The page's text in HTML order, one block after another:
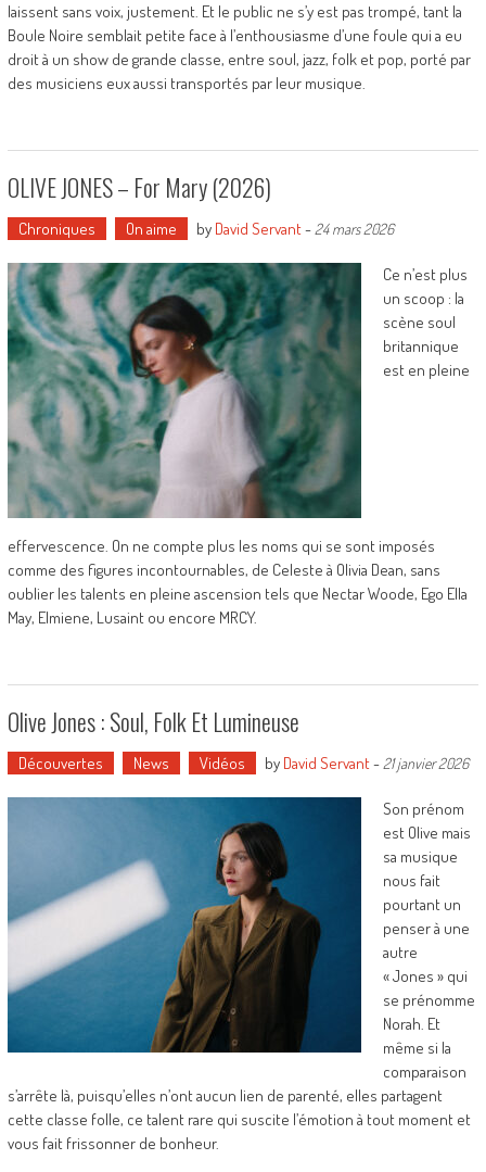
laissent sans voix, justement. Et le public ne s’y est pas trompé, tant la
Boule Noire semblait petite face à l’enthousiasme d’une foule qui a eu
droit à un show de grande classe, entre soul, jazz, folk et pop, porté par
des musiciens eux aussi transportés par leur musique.
OLIVE JONES – For Mary (2026)
Chroniques On aime by David Servant- 24 mars 2026
Ce n’est plus
un scoop : la
scène soul
britannique
est en pleine
effervescence. On ne compte plus les noms qui se sont imposés
comme des figures incontournables, de Celeste à Olivia Dean, sans
oublier les talents en pleine ascension tels que Nectar Woode, Ego Ella
May, Elmiene, Lusaint ou encore MRCY.
Olive Jones : Soul, Folk Et Lumineuse
Découvertes News Vidéos by David Servant- 21 janvier 2026
Son prénom
est Olive mais
sa musique
nous fait
pourtant un
penser à une
autre
« Jones » qui
se prénomme
Norah. Et
même si la
comparaison
s’arrête là, puisqu’elles n’ont aucun lien de parenté, elles partagent
cette classe folle, ce talent rare qui suscite l’émotion à tout moment et
vous fait frissonner de bonheur.